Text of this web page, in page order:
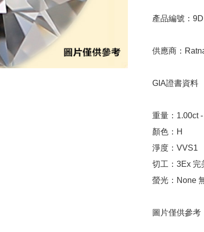
產品編號：
供應商：
GIA證書資料
重量：1.00ct
顏色：H
淨度：VVS1
切工：3Ex 完
螢光：None
圖片僅供參考